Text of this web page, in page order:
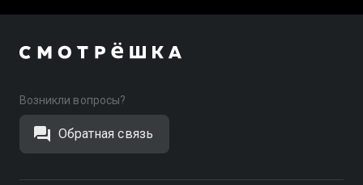
Возникли вопросы?
Обратная связь